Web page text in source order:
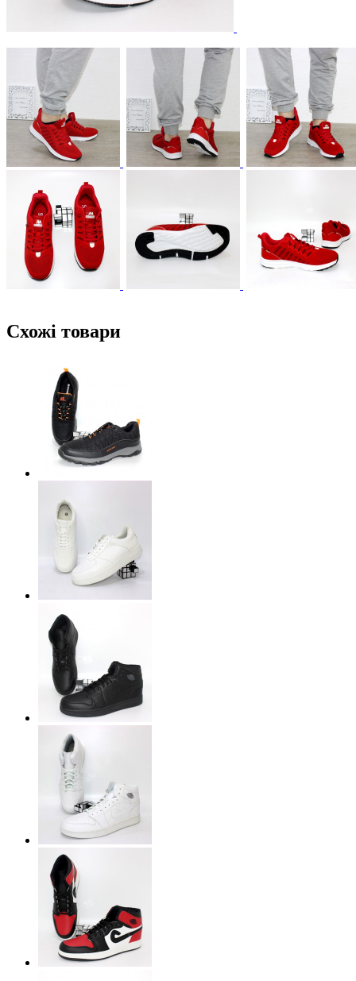
Схожі товари